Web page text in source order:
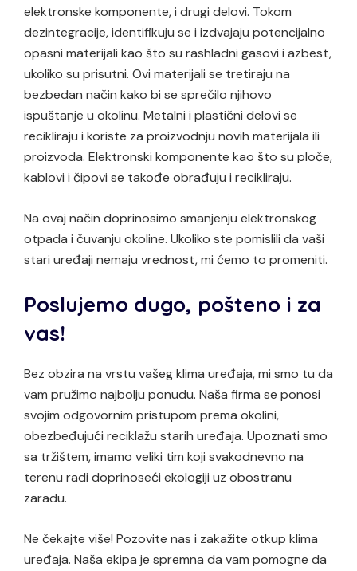
elektronske komponente, i drugi delovi. Tokom
dezintegracije, identifikuju se i izdvajaju potencijalno
opasni materijali kao što su rashladni gasovi i azbest,
ukoliko su prisutni. Ovi materijali se tretiraju na
bezbedan način kako bi se sprečilo njihovo
ispuštanje u okolinu. Metalni i plastični delovi se
recikliraju i koriste za proizvodnju novih materijala ili
proizvoda. Elektronski komponente kao što su ploče,
kablovi i čipovi se takođe obrađuju i recikliraju.
Na ovaj način doprinosimo smanjenju elektronskog
otpada i čuvanju okoline. Ukoliko ste pomislili da vaši
stari uređaji nemaju vrednost, mi ćemo to promeniti.
Poslujemo dugo, pošteno i za
vas!
Bez obzira na vrstu vašeg klima uređaja, mi smo tu da
vam pružimo najbolju ponudu. Naša firma se ponosi
svojim odgovornim pristupom prema okolini,
obezbeđujući reciklažu starih uređaja. Upoznati smo
sa tržištem, imamo veliki tim koji svakodnevno na
terenu radi doprinoseći ekologiji uz obostranu
zaradu.
Ne čekajte više! Pozovite nas i zakažite otkup klima
uređaja. Naša ekipa je spremna da vam pomogne da